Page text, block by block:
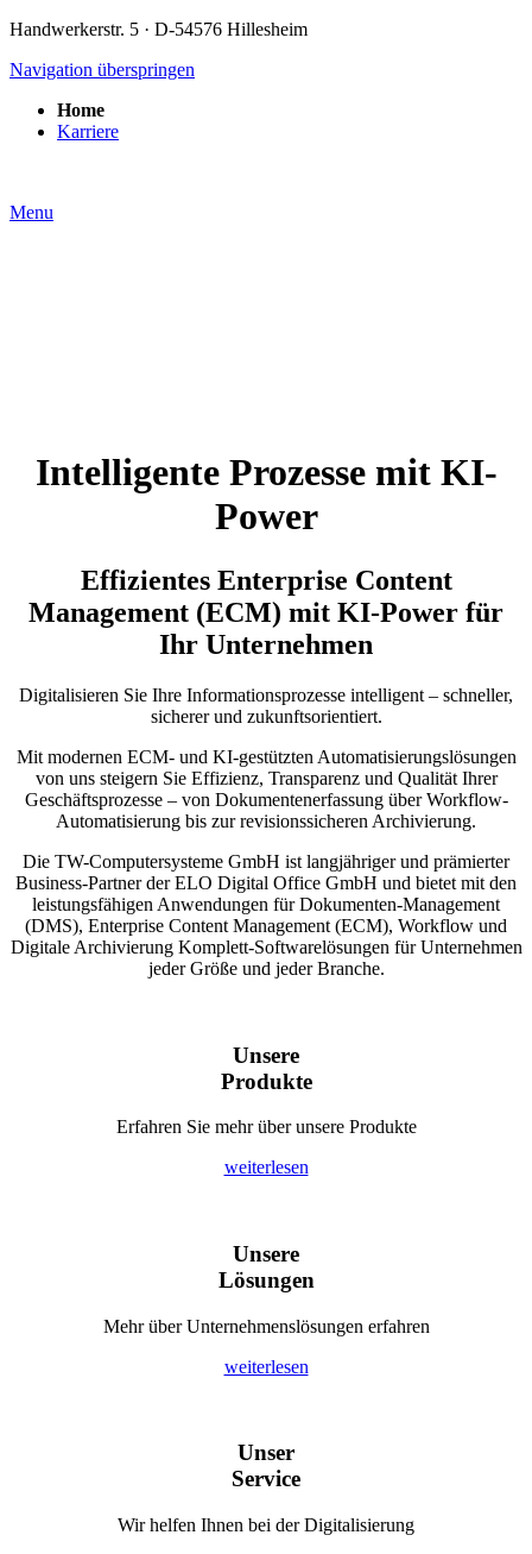
Handwerkerstr. 5 · D-54576 Hillesheim
Navigation überspringen
Home
Karriere
Menu
Intelligente Prozesse mit KI-
Power
Effizientes Enterprise Content
Management (ECM) mit KI-Power für
Ihr Unternehmen
Digitalisieren Sie Ihre Informationsprozesse intelligent – schneller,
sicherer und zukunftsorientiert.
Mit modernen ECM- und KI-gestützten Automatisierungslösungen
von uns steigern Sie Effizienz, Transparenz und Qualität Ihrer
Geschäftsprozesse – von Dokumentenerfassung über Workflow-
Automatisierung bis zur revisionssicheren Archivierung.
Die TW-Computersysteme GmbH ist langjähriger und prämierter
Business-Partner der ELO Digital Office GmbH und bietet mit den
leistungsfähigen Anwendungen für Dokumenten-Management
(DMS), Enterprise Content Management (ECM), Workflow und
Digitale Archivierung Komplett-Softwarelösungen für Unternehmen
jeder Größe und jeder Branche.
Unsere
Produkte
Erfahren Sie mehr über unsere Produkte
weiterlesen
Unsere
Lösungen
Mehr über Unternehmenslösungen erfahren
weiterlesen
Unser
Service
Wir helfen Ihnen bei der Digitalisierung